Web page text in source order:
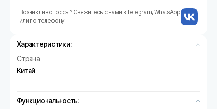
Возникли вопросы? Свяжитесь с нами в Telegram, WhatsApp
или по телефону
Характеристики:
Страна
Китай
Функциональность: